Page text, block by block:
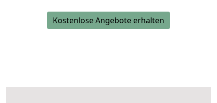
Kostenlose Angebote erhalten